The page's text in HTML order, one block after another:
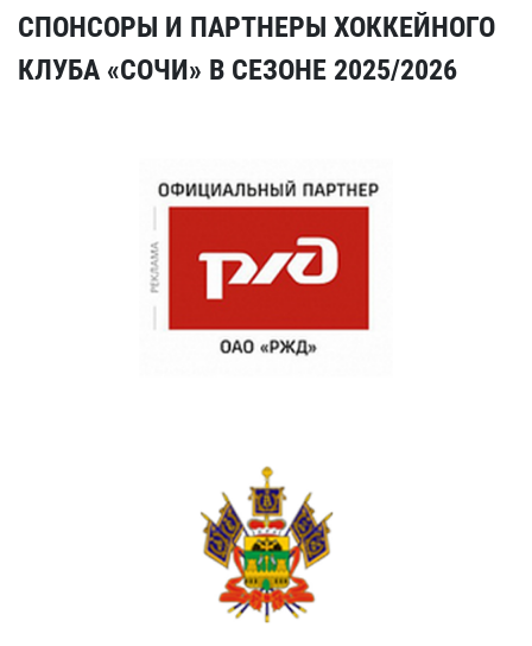
СПОНСОРЫ И ПАРТНЕРЫ ХОККЕЙНОГО
КЛУБА «СОЧИ» В СЕЗОНЕ 2025/2026